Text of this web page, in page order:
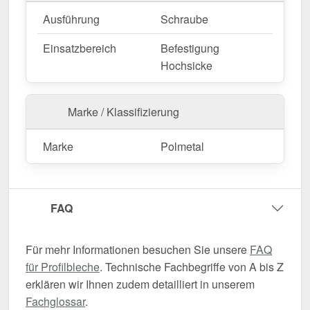
Ausführung
Schraube
Einsatzbereich
Befestigung
Hochsicke
Marke / Klassifizierung
Marke Polmetal
FAQ
Für mehr Informationen besuchen Sie unsere FAQ
für Profilbleche. Technische Fachbegriffe von A bis Z
erklären wir Ihnen zudem detailliert in unserem
Fachglossar.